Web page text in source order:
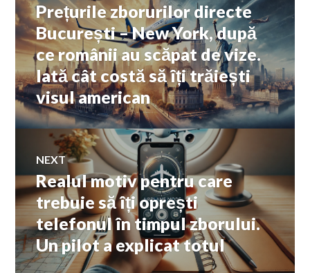
în
articole
Previous
post:
Prețurile zborurilor directe
București – New York, după
ce românii au scăpat de vize.
Iată cât costă să îți trăiești
visul american
NEXT
Next
post:
Realul motiv pentru care
trebuie să îți oprești
telefonul în timpul zborului.
Un pilot a explicat totul